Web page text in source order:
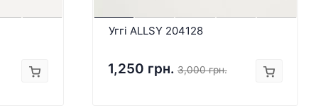
Уггі ALLSY 204128
1,250 грн. 3,000 грн.